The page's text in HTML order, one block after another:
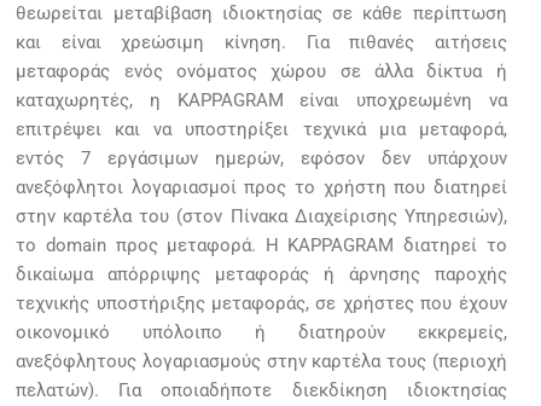
θεωρείται μεταβίβαση ιδιοκτησίας σε κάθε περίπτωση
και είναι χρεώσιμη κίνηση. Για πιθανές αιτήσεις
μεταφοράς ενός ονόματος χώρου σε άλλα δίκτυα ή
καταχωρητές, η KAPPAGRAM είναι υποχρεωμένη να
επιτρέψει και να υποστηρίξει τεχνικά μια μεταφορά,
εντός 7 εργάσιμων ημερών, εφόσον δεν υπάρχουν
ανεξόφλητοι λογαριασμοί προς το χρήστη που διατηρεί
στην καρτέλα του (στον Πίνακα Διαχείρισης Υπηρεσιών),
το domain προς μεταφορά. Η KAPPAGRAM διατηρεί το
δικαίωμα απόρριψης μεταφοράς ή άρνησης παροχής
τεχνικής υποστήριξης μεταφοράς, σε χρήστες που έχουν
οικονομικό υπόλοιπο ή διατηρούν εκκρεμείς,
ανεξόφλητους λογαριασμούς στην καρτέλα τους (περιοχή
πελατών). Για οποιαδήποτε διεκδίκηση ιδιοκτησίας